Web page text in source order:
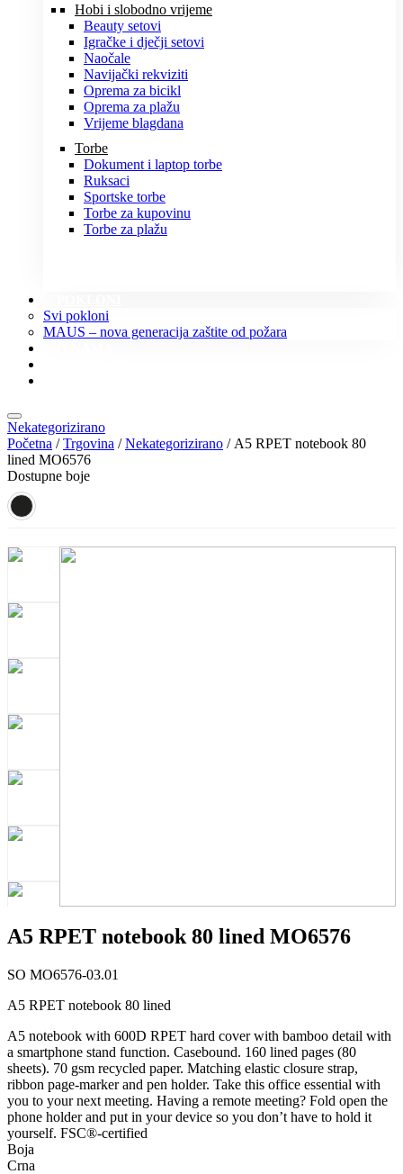
Hobi i slobodno vrijeme
Beauty setovi
Igračke i dječji setovi
Naočale
Navijački rekviziti
Oprema za bicikl
Oprema za plažu
Vrijeme blagdana
Torbe
Dokument i laptop torbe
Ruksaci
Sportske torbe
Torbe za kupovinu
Torbe za plažu
Svi pokloni
MAUS – nova generacija zaštite od požara
Nekategorizirano
Početna /Trgovina /Nekategorizirano / A5 RPET notebook 80
lined MO6576
Dostupne boje
A5 RPET notebook 80 lined MO6576
SO MO6576-03.01
A5 RPET notebook 80 lined
A5 notebook with 600D RPET hard cover with bamboo detail with
a smartphone stand function. Casebound. 160 lined pages (80
sheets). 70 gsm recycled paper. Matching elastic closure strap,
ribbon page-marker and pen holder. Take this office essential with
you to your next meeting. Having a remote meeting? Fold open the
phone holder and put in your device so you don’t have to hold it
yourself. FSC®-certified
Boja
Crna